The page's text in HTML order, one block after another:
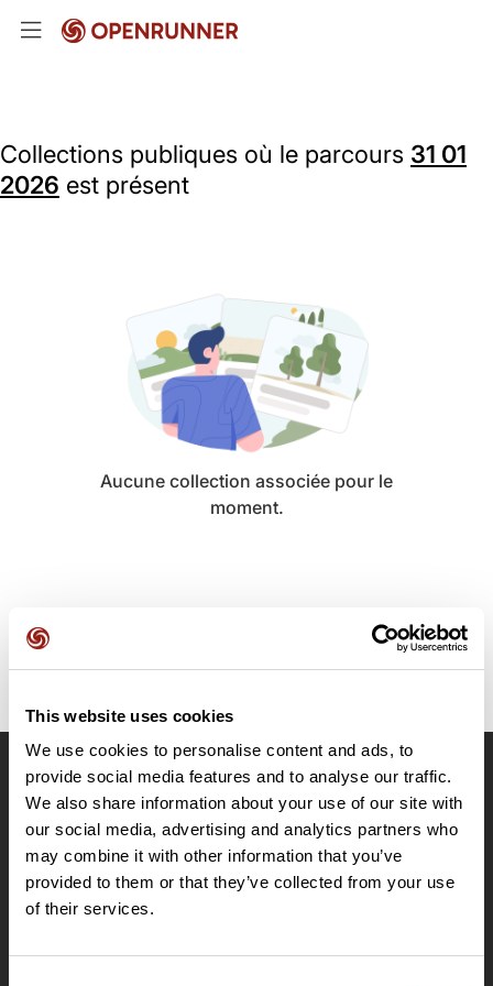
This website uses cookies
We use cookies to personalise content and ads, to
provide social media features and to analyse our traffic.
We also share information about your use of our site with
our social media, advertising and analytics partners who
may combine it with other information that you’ve
provided to them or that they’ve collected from your use
of their services.
Collections publiques où le parcours 31 01
2026 est présent
Aucune collection associée pour le
moment.
OpenRunner
Equipe
Carrières
À propos
Contact